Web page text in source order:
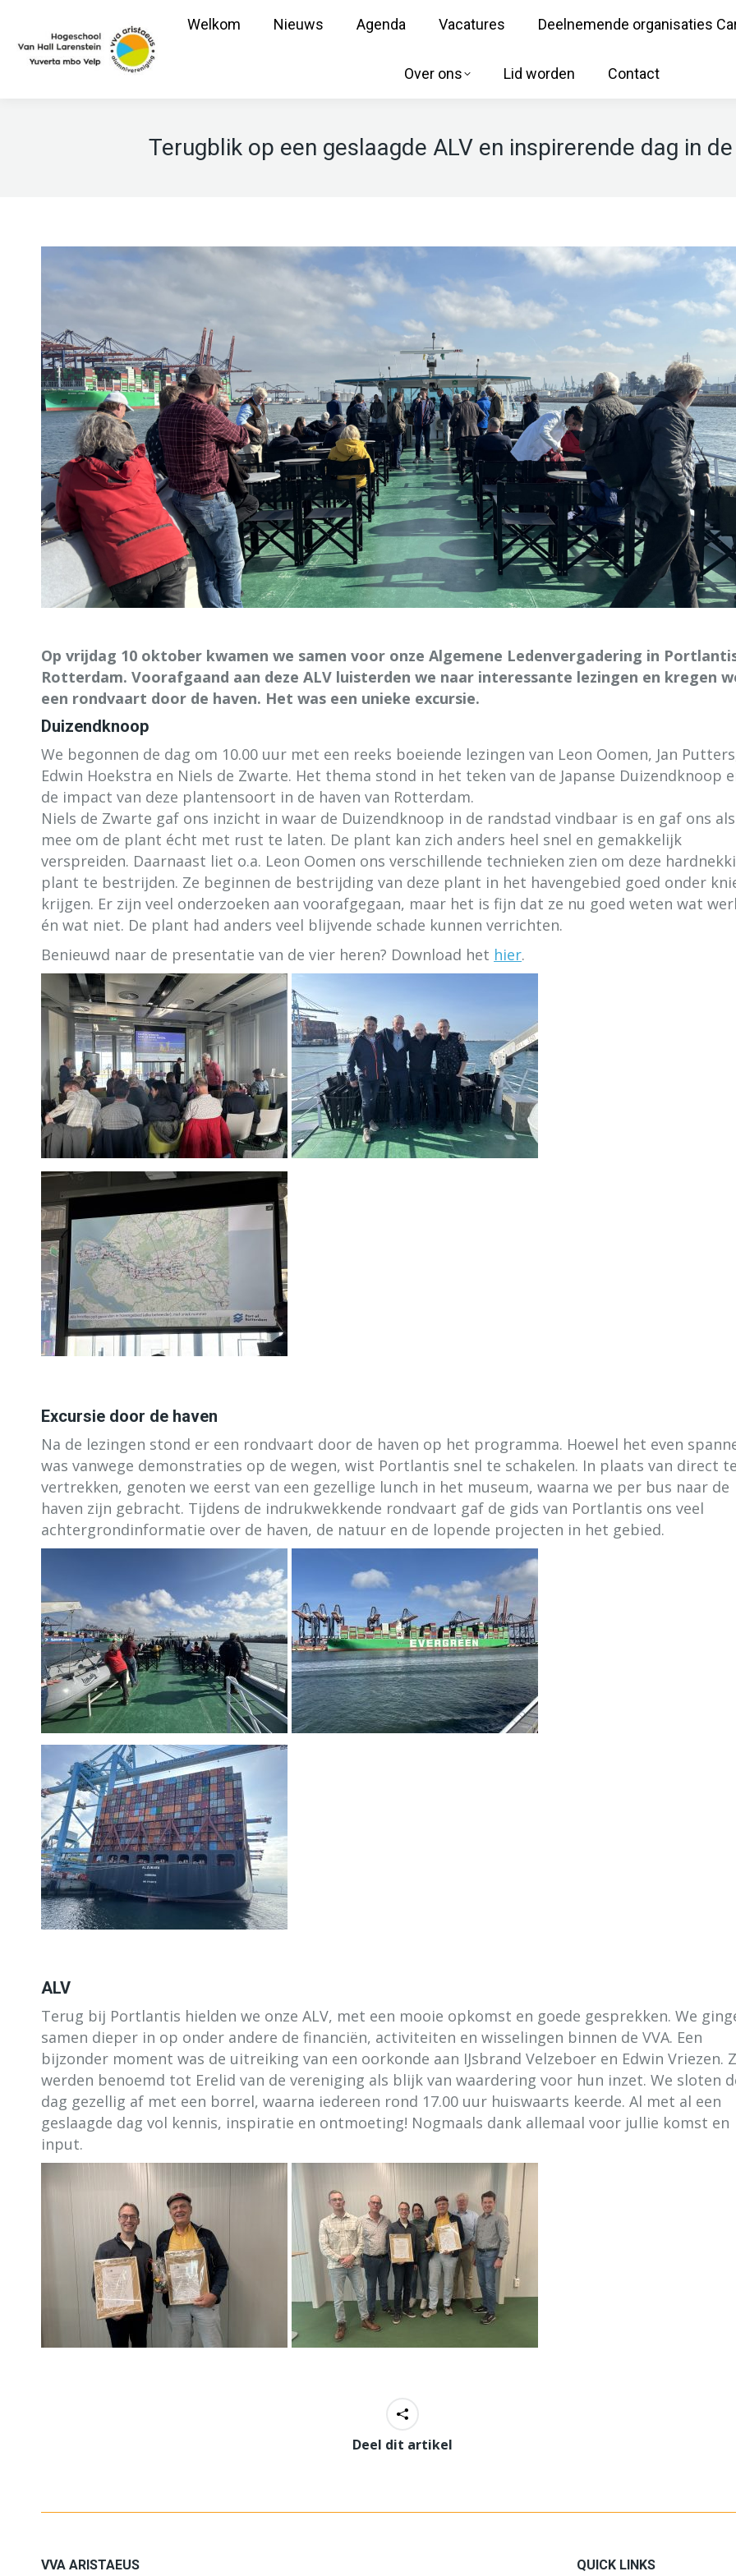
Welkom Nieuws Agenda Vacatures Deelnemende organisaties
Over ons Lid worden Contact
Terugblik op een geslaagde ALV en inspirerende dag in
Op vrijdag 10 oktober kwamen we samen voor onze Algemene Ledenvergadering in
Rotterdam. Voorafgaand aan deze ALV luisterden we naar interessante lezingen en kregen
een rondvaart door de haven. Het was een unieke excursie.
Duizendknoop
We begonnen de dag om 10.00 uur met een reeks boeiende lezingen van Leon Oomen, Jan
Edwin Hoekstra en Niels de Zwarte. Het thema stond in het teken van de Japanse Duizendknoop
de impact van deze plantensoort in de haven van Rotterdam.
Niels de Zwarte gaf ons inzicht in waar de Duizendknoop in de randstad vindbaar is en gaf ons
mee om de plant écht met rust te laten. De plant kan zich anders heel snel en gemakkelijk
verspreiden. Daarnaast liet o.a. Leon Oomen ons verschillende technieken zien om deze
plant te bestrijden. Ze beginnen de bestrijding van deze plant in het havengebied goed onder
krijgen. Er zijn veel onderzoeken aan voorafgegaan, maar het is fijn dat ze nu goed weten wat
én wat niet. De plant had anders veel blijvende schade kunnen verrichten.
Benieuwd naar de presentatie van de vier heren? Download het hier.
Excursie door de haven
Na de lezingen stond er een rondvaart door de haven op het programma. Hoewel het even
was vanwege demonstraties op de wegen, wist Portlantis snel te schakelen. In plaats van direct te
vertrekken, genoten we eerst van een gezellige lunch in het museum, waarna we per bus naar de
haven zijn gebracht. Tijdens de indrukwekkende rondvaart gaf de gids van Portlantis ons veel
achtergrondinformatie over de haven, de natuur en de lopende projecten in het gebied.
ALV
Terug bij Portlantis hielden we onze ALV, met een mooie opkomst en goede gesprekken. We
samen dieper in op onder andere de financiën, activiteiten en wisselingen binnen de VVA. Een
bijzonder moment was de uitreiking van een oorkonde aan IJsbrand Velzeboer en Edwin Vriezen.
werden benoemd tot Erelid van de vereniging als blijk van waardering voor hun inzet. We sloten
dag gezellig af met een borrel, waarna iedereen rond 17.00 uur huiswaarts keerde. Al met al een
geslaagde dag vol kennis, inspiratie en ontmoeting! Nogmaals dank allemaal voor jullie komst en
input.
Deel dit artikel
VVA ARISTAEUS QUICK LINKS